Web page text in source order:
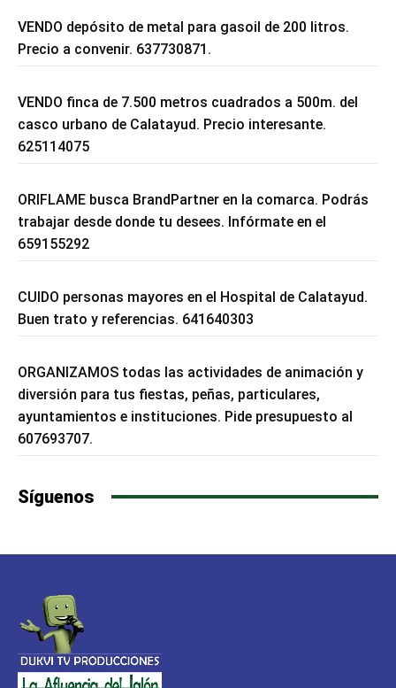
VENDO depósito de metal para gasoil de 200 litros.
Precio a convenir. 637730871.
VENDO finca de 7.500 metros cuadrados a 500m. del
casco urbano de Calatayud. Precio interesante.
625114075
ORIFLAME busca BrandPartner en la comarca. Podrás
trabajar desde donde tu desees. Infórmate en el
659155292
CUIDO personas mayores en el Hospital de Calatayud.
Buen trato y referencias. 641640303
ORGANIZAMOS todas las actividades de animación y
diversión para tus fiestas, peñas, particulares,
ayuntamientos e instituciones. Pide presupuesto al
607693707.
Síguenos